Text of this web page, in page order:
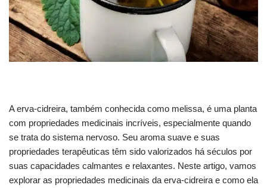
A erva-cidreira, também conhecida como melissa, é uma planta
com propriedades medicinais incríveis, especialmente quando
se trata do sistema nervoso. Seu aroma suave e suas
propriedades terapêuticas têm sido valorizados há séculos por
suas capacidades calmantes e relaxantes. Neste artigo, vamos
explorar as propriedades medicinais da erva-cidreira e como ela